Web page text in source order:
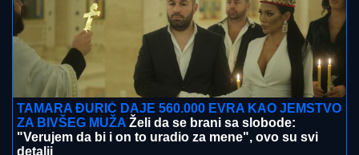
"RAZOČARALA SAM SE, MNOGI SU NESTALI
NAKON SAŠINE SMRTI"
Suzana Jovanović otkrila da
su je zaboravili ljudi sa estrade: "Plaše se"
"PLAŠIM SE SMRTI"Pevačica (73) u
panici nakon smrti kolega: "Velika sam
kukavica, mužu ne smem ni da
pomenem kupovinu grobnice"